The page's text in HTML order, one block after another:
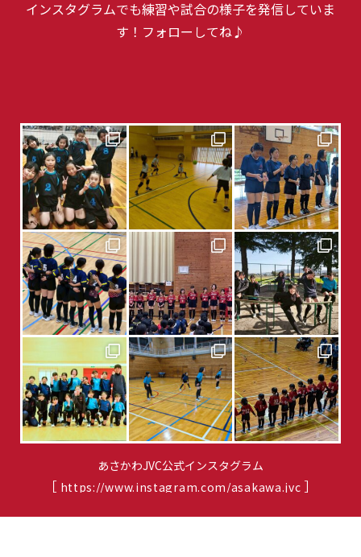
インスタグラムでも練習や試合の様子を発信していま
す！フォローしてね♪
あさかわJVC公式インスタグラム
［ https://www.instagram.com/asakawa.jvc ］